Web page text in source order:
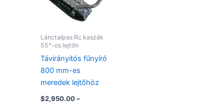
Lánctalpas Rc kaszák
55°-os lejtőn
Távirányítós fűnyíró
800 mm-es
meredek lejtőhöz
$2,950.00 –
van.
termékoldalon
ki